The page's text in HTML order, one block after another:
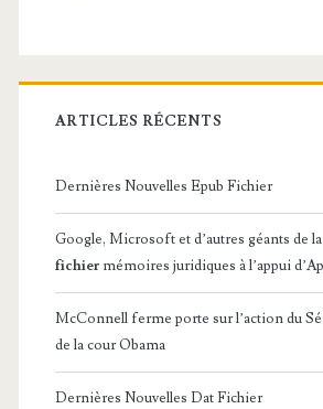
ARTICLES RÉCENTS
Dernières Nouvelles Epub Fichier
Google, Microsoft et d’autres géants de
fichier mémoires juridiques à l’appui
McConnell ferme porte sur l’action du
de la cour Obama
Dernières Nouvelles Dat Fichier